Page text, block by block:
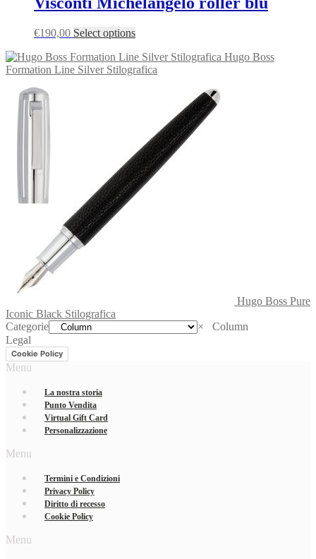
€190,00 Select options
Hugo Boss
Formation Line Silver Stilografica
Hugo Boss Pure
Iconic Black Stilografica
Categorie
× Column
Legal
Cookie Policy
Menu
La nostra storia
Punto Vendita
Virtual Gift Card
Personalizzazione
Menu
Termini e Condizioni
Privacy Policy
Diritto di recesso
Cookie Policy
Menu